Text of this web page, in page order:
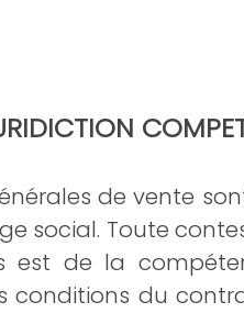
de vente
social. Toute
est de la
conditions du